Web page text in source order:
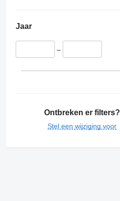
Jaar
–
Ontbreken er filters?
Stel een wijziging voor